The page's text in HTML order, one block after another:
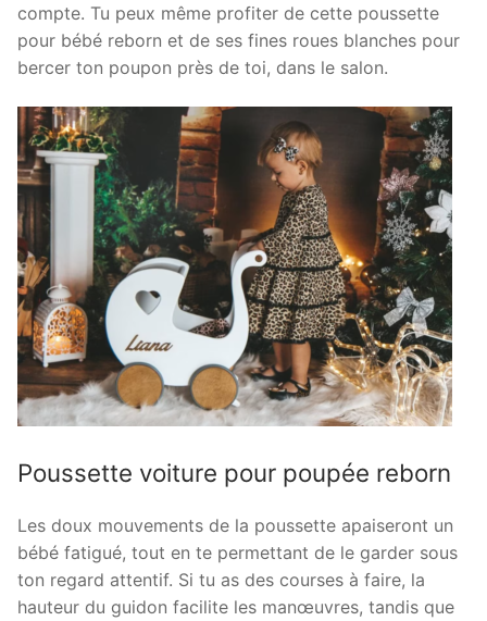
compte. Tu peux même profiter de cette poussette
pour bébé reborn et de ses fines roues blanches pour
bercer ton poupon près de toi, dans le salon.
Poussette voiture pour poupée reborn
Les doux mouvements de la poussette apaiseront un
bébé fatigué, tout en te permettant de le garder sous
ton regard attentif. Si tu as des courses à faire, la
hauteur du guidon facilite les manœuvres, tandis que